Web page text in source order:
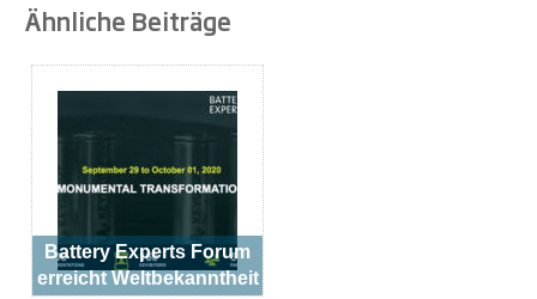
Ähnliche Beiträge
Battery Experts Forum
erreicht Weltbekanntheit